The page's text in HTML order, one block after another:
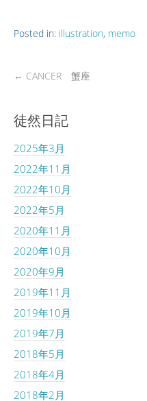
Posted in: illustration, memo
← CANCER 蟹座
徒然日記
2025年3月
2022年11月
2022年10月
2022年5月
2020年11月
2020年10月
2020年9月
2019年11月
2019年10月
2019年7月
2018年5月
2018年4月
2018年2月